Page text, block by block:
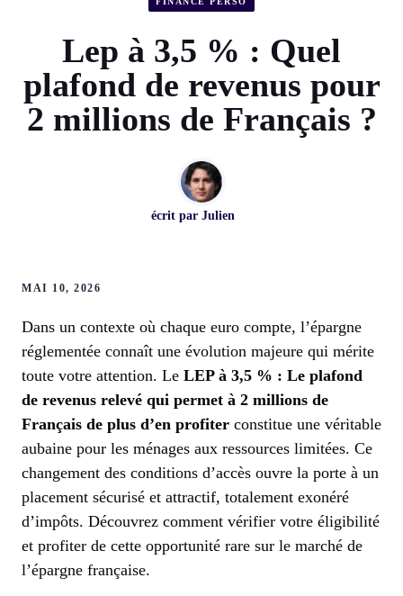
Lep à 3,5 % : Quel
plafond de revenus pour
2 millions de Français ?
écrit par Julien
MAI 10, 2026
Dans un contexte où chaque euro compte, l’épargne
réglementée connaît une évolution majeure qui mérite
toute votre attention. Le LEP à 3,5 % : Le plafond
de revenus relevé qui permet à 2 millions de
Français de plus d’en profiter constitue une véritable
aubaine pour les ménages aux ressources limitées. Ce
changement des conditions d’accès ouvre la porte à un
placement sécurisé et attractif, totalement exonéré
d’impôts. Découvrez comment vérifier votre éligibilité
et profiter de cette opportunité rare sur le marché de
l’épargne française.